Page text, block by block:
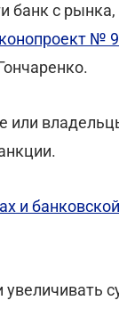
банк с рынка,
№
или
и
увеличивать